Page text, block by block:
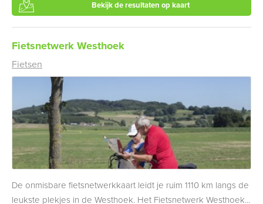
Bekijk de resultaten op kaart
Fietsnetwerk Westhoek
Fietsen
De onmisbare fietsnetwerkkaart leidt je ruim 1110 km langs de
leukste plekjes in de Westhoek. Het Fietsnetwerk Westhoek...